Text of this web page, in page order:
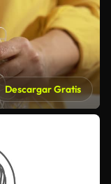
Descargar Gratis